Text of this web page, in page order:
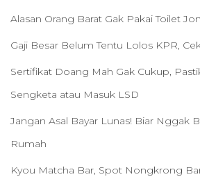
Alasan Orang Barat Gak Pakai Toilet
Gaji Besar Belum Tentu Lolos KPR,
Sertifikat Doang Mah Gak Cukup,
Sengketa atau Masuk LSD
Jangan Asal Bayar Lunas! Biar Nggak
Rumah
Kyou Matcha Bar, Spot Nongkrong